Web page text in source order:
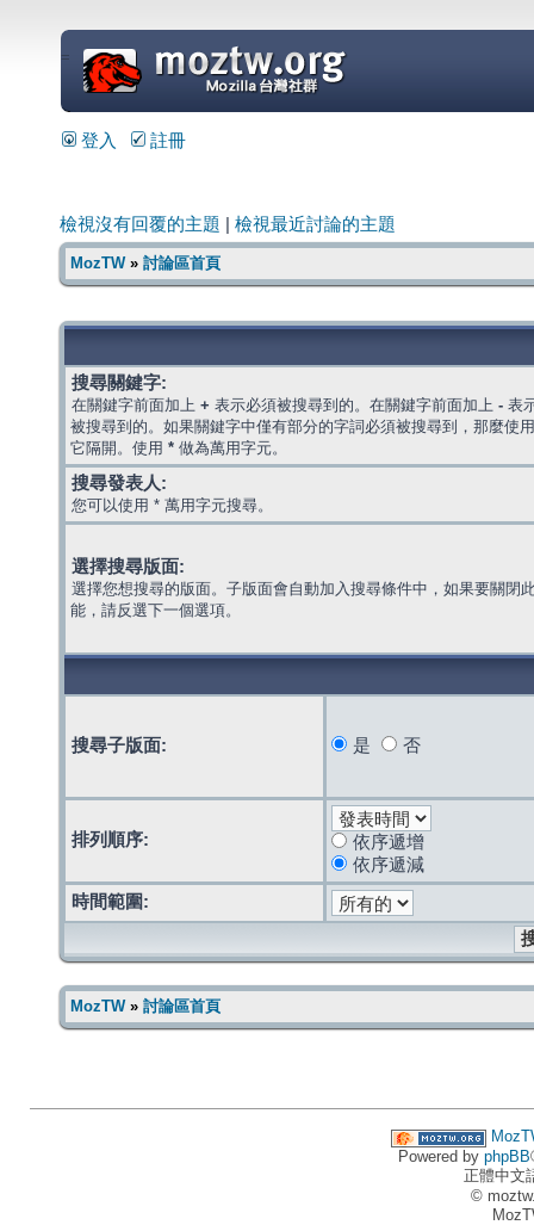
=
登入 註冊
檢視沒有回覆的主題 檢視最近討論的主題
MozTW» 討論區首頁
搜尋關鍵字:
在關鍵字前面加上 + 表示必須被搜尋到的。在關鍵字前面加上 - 表
被搜尋到的。如果關鍵字中僅有部分的字詞必須被搜尋到，那麼使
它隔開。使用 * 做為萬用字元。
搜尋發表人:
您可以使用 * 萬用字元搜尋。
選擇搜尋版面:
選擇您想搜尋的版面。子版面會自動加入搜尋條件中，如果要關閉
能，請反選下一個選項。
搜尋子版面: 是 否
排列順序:
依序遞增
依序遞減
時間範圍:
MozTW» 討論區首頁
Powered by phpBB
正體中文
©